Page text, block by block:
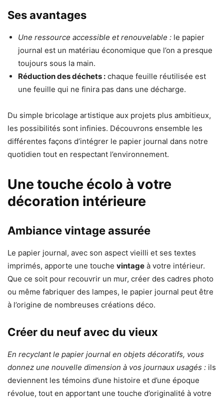
Ses avantages
Une ressource accessible et renouvelable : le papier
journal est un matériau économique que l’on a presque
toujours sous la main.
Réduction des déchets : chaque feuille réutilisée est
une feuille qui ne finira pas dans une décharge.
Du simple bricolage artistique aux projets plus ambitieux,
les possibilités sont infinies. Découvrons ensemble les
différentes façons d’intégrer le papier journal dans notre
quotidien tout en respectant l’environnement.
Une touche écolo à votre
décoration intérieure
Ambiance vintage assurée
Le papier journal, avec son aspect vieilli et ses textes
imprimés, apporte une touche vintage à votre intérieur.
Que ce soit pour recouvrir un mur, créer des cadres photo
ou même fabriquer des lampes, le papier journal peut être
à l’origine de nombreuses créations déco.
Créer du neuf avec du vieux
En recyclant le papier journal en objets décoratifs, vous
donnez une nouvelle dimension à vos journaux usagés : ils
deviennent les témoins d’une histoire et d’une époque
révolue, tout en apportant une touche d’originalité à votre